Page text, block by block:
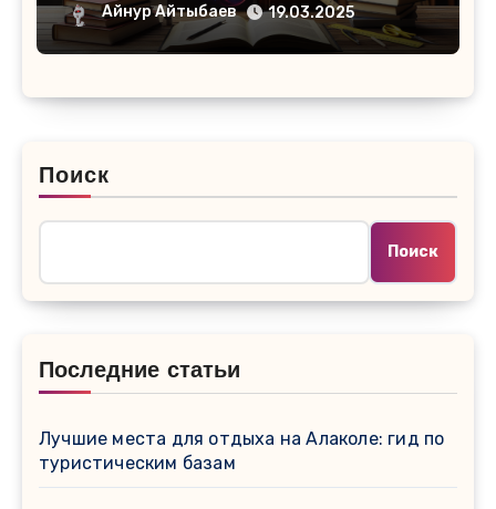
Айнур Айтыбаев 19.03.2025
Поиск
Поиск
Последние статьи
Лучшие места для отдыха на Алаколе: гид по
туристическим базам